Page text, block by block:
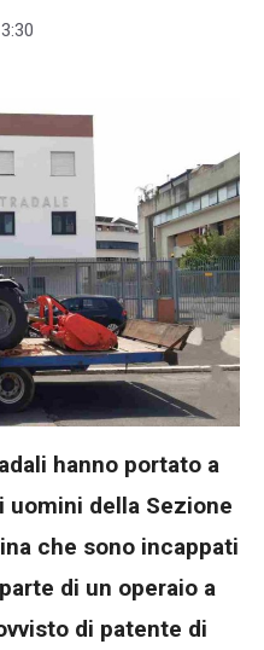
hanno portato a
della Sezione
che sono incappati
di un operaio a
di patente di